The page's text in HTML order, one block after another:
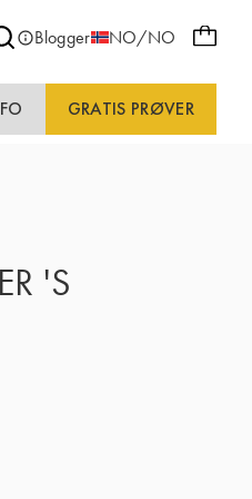
Blogger NO/NO
GRATIS PRØVER
'S